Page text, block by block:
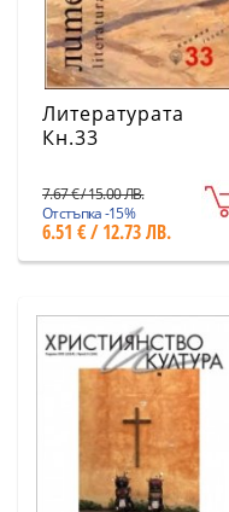
Литературата
Кн.33
7.67 € / 15.00 ЛВ.
Отстъпка -15%
6.51 € / 12.73 ЛВ.